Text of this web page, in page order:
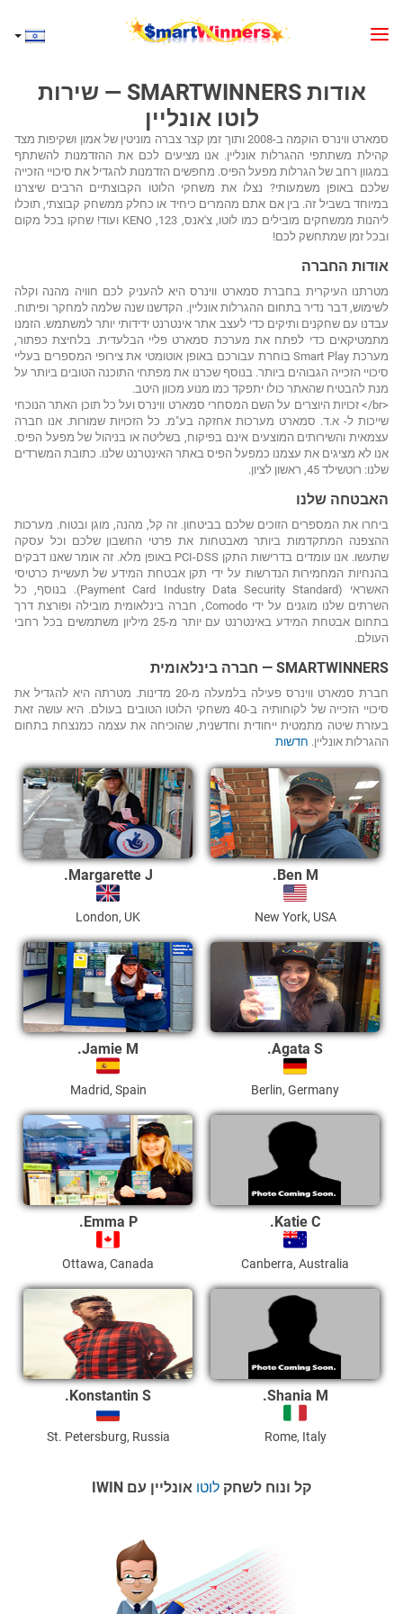
אודות SMARTWINNERS — שירות
לוטו אונליין
סמארט ווינרס הוקמה ב-2008 ותוך זמן קצר צברה מוניטין של אמון ושקיפות מצד
קהילת משתתפי ההגרלות אונליין. אנו מציעים לכם את ההזדמנות להשתתף
במגוון רחב של הגרלות מפעל הפיס. מחפשים הזדמנות להגדיל את סיכויי הזכייה
שלכם באופן משמעותי? נצלו את משחקי הלוטו הקבוצתיים הרבים שיצרנו
במיוחד בשביל זה. בין אם אתם מהמרים כיחיד או כחלק ממשחק קבוצתי, תוכלו
ליהנות ממשחקים מובילים כמו לוטו, צ'אנס, 123, KENO ועוד! שחקו בכל מקום
ובכל זמן שמתחשק לכם!
אודות החברה
מטרתנו העיקרית בחברת סמארט ווינרס היא להעניק לכם חוויה מהנה וקלה
לשימוש, דבר נדיר בתחום ההגרלות אונליין. הקדשנו שנה שלמה למחקר ופיתוח.
עבדנו עם שחקנים ותיקים כדי לעצב אתר אינטרנט ידידותי יותר למשתמש. הזמנו
מתמטיקאים כדי לפתח את מערכת סמארט פליי הבלעדית. בלחיצת כפתור,
מערכת Smart Play בוחרת עבורכם באופן אוטומטי את צירופי המספרים בעליי
סיכויי הזכייה הגבוהים ביותר. בנוסף שכרנו את מפתחי התוכנה הטובים ביותר על
מנת להבטיח שהאתר כולו יתפקד כמו מנוע מכוון היטב.
<br/> זכויות היוצרים על השם המסחרי סמארט ווינרס ועל כל תוכן האתר הנוכחי
שייכות ל- א.ד. סמארט מערכות אחזקה בע"מ. כל הזכויות שמורות. אנו חברה
עצמאית והשירותים המוצעים אינם בפיקוח, בשליטה או בניהול של מפעל הפיס.
אנו לא מציגים את עצמנו כמפעל הפיס באתר האינטרנט שלנו. כתובת המשרדים
שלנו: רוטשילד 45, ראשון לציון.
האבטחה שלנו
ביחרו את המספרים הזוכים שלכם בביטחון. זה קל, מהנה, מוגן ובטוח. מערכות
ההצפנה המתקדמות ביותר מאבטחות את פרטי החשבון שלכם וכל עסקה
שתעשו. אנו עומדים בדרישות התקן PCI-DSS באופן מלא. זה אומר שאנו דבקים
בהנחיות המחמירות הנדרשות על ידי תקן אבטחת המידע של תעשיית כרטיסי
האשראי (Payment Card Industry Data Security Standard). בנוסף, כל
השרתים שלנו מוגנים על ידי Comodo, חברה בינלאומית מובילה ופורצת דרך
בתחום אבטחת המידע באינטרנט עם יותר מ-25 מיליון משתמשים בכל רחבי
העולם.
SMARTWINNERS — חברה בינלאומית
חברת סמארט ווינרס פעילה בלמעלה מ-20 מדינות. מטרתה היא להגדיל את
סיכויי הזכייה של לקוחותיה ב-40 משחקי הלוטו הטובים בעולם. היא עושה זאת
בעזרת שיטה מתמטית ייחודית וחדשנית, שהוכיחה את עצמה כמנצחת בתחום
ההגרלות אונליין. חדשות
Ben M.
New York, USA
Margarette J.
London, UK
Agata S.
Berlin, Germany
Jamie M.
Madrid, Spain
Katie C.
Canberra, Australia
Emma P.
Ottawa, Canada
Shania M.
Rome, Italy
Konstantin S.
St. Petersburg, Russia
קל ונוח לשחק לוטו אונליין עם IWIN